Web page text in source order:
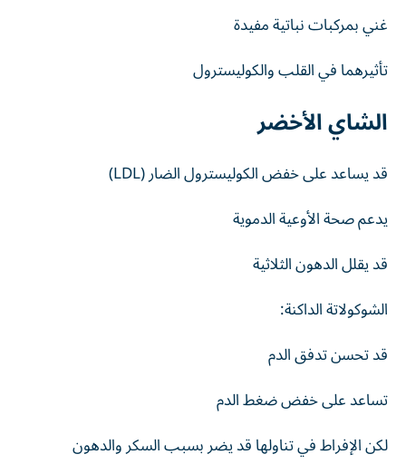
غني بمركبات نباتية مفيدة
تأثيرهما في القلب والكوليسترول
الشاي الأخضر
قد يساعد على خفض الكوليسترول الضار (LDL)
يدعم صحة الأوعية الدموية
قد يقلل الدهون الثلاثية
الشوكولاتة الداكنة:
قد تحسن تدفق الدم
تساعد على خفض ضغط الدم
لكن الإفراط في تناولها قد يضر بسبب السكر والدهون